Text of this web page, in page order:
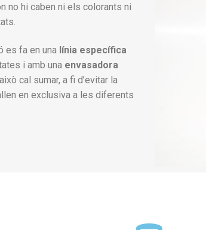
no hi caben ni els colorants ni
es fa en una línia específica
i amb una envasadora
cal sumar, a fi d’evitar la
en exclusiva a les diferents